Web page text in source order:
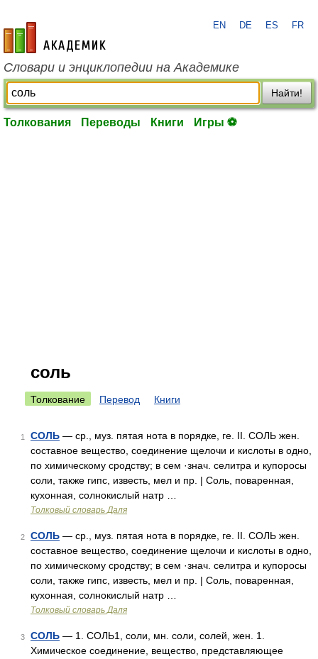
academic.ru
EN DE ES FR
Словари и энциклопедии на Академике
Найти!
Толкования Переводы Книги Игры ⚽
соль
Толкование Перевод Книги
1 СОЛЬ — ср., муз. пятая нота в порядке, ге. II. СОЛЬ жен.
составное вещество, соединение щелочи и кислоты в одно,
по химическому сродству; в сем ·знач. селитра и купоросы
соли, также гипс, известь, мел и пр. | Соль, поваренная,
кухонная, солнокислый натр …
Толковый словарь Даля
2 СОЛЬ — ср., муз. пятая нота в порядке, ге. II. СОЛЬ жен.
составное вещество, соединение щелочи и кислоты в одно,
по химическому сродству; в сем ·знач. селитра и купоросы
соли, также гипс, известь, мел и пр. | Соль, поваренная,
кухонная, солнокислый натр …
Толковый словарь Даля
3 СОЛЬ — 1. СОЛЬ1, соли, мн. соли, солей, жен. 1.
Химическое соединение, вещество, представляющее